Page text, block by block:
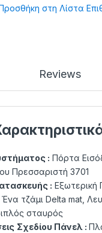
στη Λίστα
Reviews
: Πόρτα
Πρεσσαριστή 3701
: Εξωτερική
τζάμι Delta mat,
σταυρός
Σχεδίου Πάνελ :